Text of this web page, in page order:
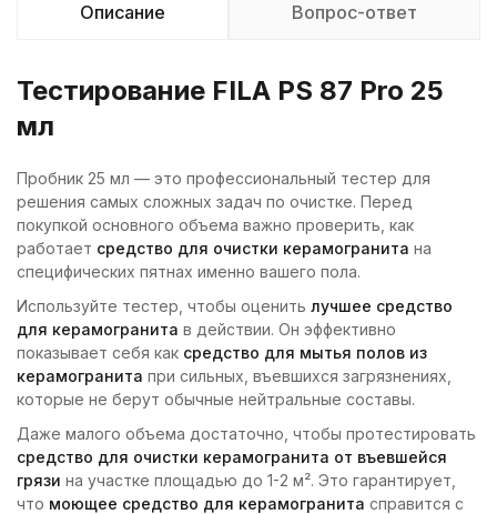
Описание Вопрос-ответ
Тестирование FILA PS 87 Pro 25
мл
Пробник 25 мл — это профессиональный тестер для
решения самых сложных задач по очистке. Перед
покупкой основного объема важно проверить, как
работает средство для очистки керамогранита на
специфических пятнах именно вашего пола.
Используйте тестер, чтобы оценить лучшее средство
для керамогранита в действии. Он эффективно
показывает себя как средство для мытья полов из
керамогранита при сильных, въевшихся загрязнениях,
которые не берут обычные нейтральные составы.
Даже малого объема достаточно, чтобы протестировать
средство для очистки керамогранита от въевшейся
грязи на участке площадью до 1-2 м². Это гарантирует,
что моющее средство для керамогранита справится с